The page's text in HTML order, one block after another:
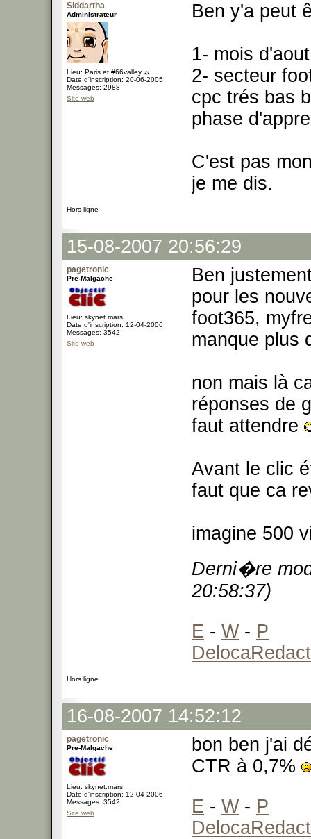
Siddartha
Administrateur
Lieu: Paris et #66valley ☼
Date d'inscription: 20-06-2005
Messages: 2988
Site web
Ben y'a peut
1- mois
2- secteur
cpc trés bas
phase
C'est pas
je me dis.
Hors ligne
15-08-2007 20:56:29
pagetronic
Pre-Malgache
Lieu: skynet.mars
Date d'inscription: 12-04-2006
Messages: 3542
Site web
Ben
pour les
foot365,
manque plus
non mais là
réponses de
faut attendre
Avant le clic
faut que ca
imagine 500
Derni�re
20:58:37)
E - W- P
Hors ligne
16-08-2007 14:52:12
pagetronic
Pre-Malgache
Lieu: skynet.mars
Date d'inscription: 12-04-2006
Messages: 3542
Site web
bon ben j'ai
CTR à 0,7%
E - W- P